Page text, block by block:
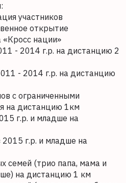
участников
открытие
«Кросс нации»
- 2014 г.р. на дистанцию 2
- 2014 г.р. на дистанцию
с ограниченными
на дистанцию 1км
г.р. и младше на
г.р. и младше на
семей (трио папа, мама и
на дистанцию 1 км